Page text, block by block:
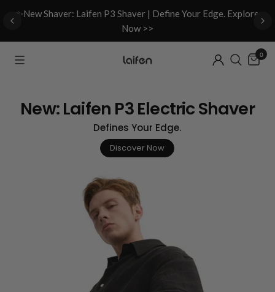
✨New Shaver: Laifen P3 Shaver | Define Your Edge. Explore
Now >>
0
New: Laifen P3 Electric Shaver
Defines Your Edge.
Discover Now